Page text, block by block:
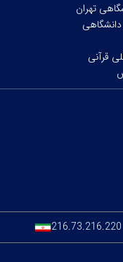
تهران
قرآنی
216.73.216.220